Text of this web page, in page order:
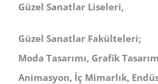
Güzel Sanatlar Liseleri,
Güzel Sanatlar Fakülteleri;
Moda Tasarımı, Grafik
Animasyon, İç Mimarlık,